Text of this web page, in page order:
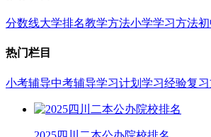
分数线大学排名教学方法小学学习方法
热门栏目
小考辅导中考辅导学习计划 学习经验复